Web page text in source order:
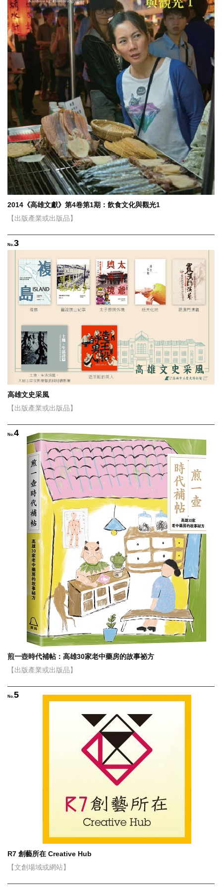
2014《高雄文獻》第4卷第1期：飲食文化與觀光1
【出版產業或出版品】
No.3
高雄文史采風
【出版產業或出版品】
No. 4
煎一壺時代補帖：高雄30家老中藥房的故事祕方
【出版產業或出版品】
No. 5
R7 創藝所在 Creative Hub
【文創場域或網站】